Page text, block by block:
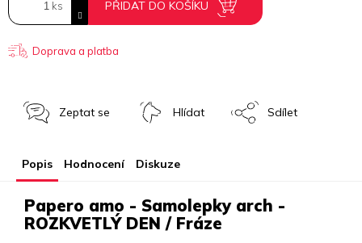
PŘIDAT DO KOŠÍKU
Doprava a platba
Zeptat se Hlídat Sdílet
Popis Hodnocení Diskuze
Papero amo - Samolepky arch -
ROZKVETLÝ DEN / Fráze